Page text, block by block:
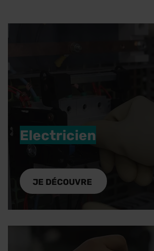
Electricien
pannes et de la mise en place de
sécurité, l'électricien est qualifié
JE DÉCOUVRE